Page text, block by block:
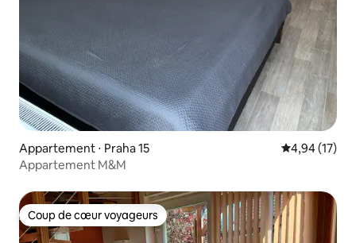
Appartement ⋅ Praha 15 Évaluation
4,94 (17)
Appartement M&M
Coup de cœur voyageurs
Coup de cœur voyageurs